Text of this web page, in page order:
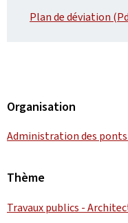
Plan de déviation
Organisation
Administration des ponts
Thème
Travaux publics -